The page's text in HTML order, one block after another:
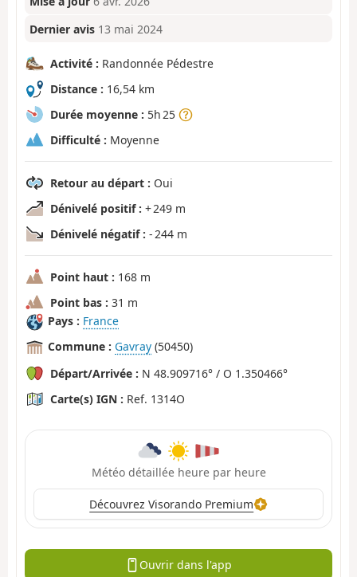
Dernier avis 13 mai 2024
Activité : Randonnée Pédestre
Distance : 16,54 km
Durée moyenne : 5h 25
Difficulté : Moyenne
Retour au départ : Oui
Dénivelé positif : + 249 m
Dénivelé négatif : - 244 m
Point haut : 168 m
Point bas : 31 m
Pays : France
Commune : Gavray (50450)
Départ/Arrivée : N 48.909716° / O 1.350466°
Carte(s) IGN : Ref. 1314O
Météo détaillée heure par heure
Découvrez Visorando Premium
Ouvrir dans l'app